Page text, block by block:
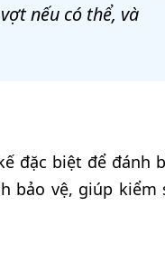
nếu có thể, và
đặc biệt để đánh
bảo vệ, giúp kiểm